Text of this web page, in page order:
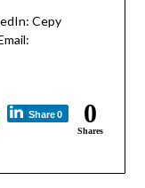
Cepy
Share 0 0
Shares